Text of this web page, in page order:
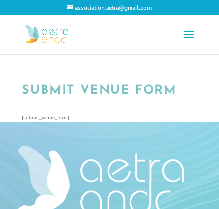
association.aetra@gmail.com
SUBMIT VENUE FORM
[submit_venue_form]